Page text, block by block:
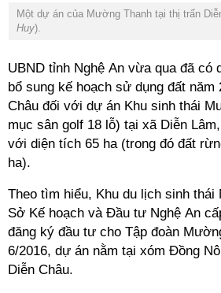
Một dự án của Mường Thanh tại thị trấn
Huy).
UBND tỉnh Nghệ An vừa qua đã có
bổ sung kế hoạch sử dụng đất năm
Châu đối với dự án Khu sinh thái
mục sân golf 18 lỗ) tại xã Diễn
với diện tích 65 ha (trong đó đất
ha).
Theo tìm hiểu, Khu du lịch sinh
Sở Kế hoạch và Đầu tư Nghệ An
đăng ký đầu tư cho Tập đoàn
6/2016, dự án nằm tại xóm Đồng
Diễn Châu.